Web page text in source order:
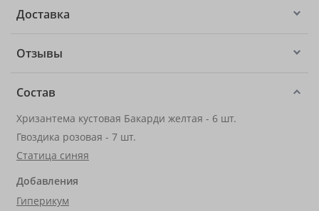
Доставка
Отзывы
Состав
Хризантема кустовая Бакарди желтая - 6 шт.
Гвоздика розовая - 7 шт.
Статица синяя
Добавления
Гиперикум